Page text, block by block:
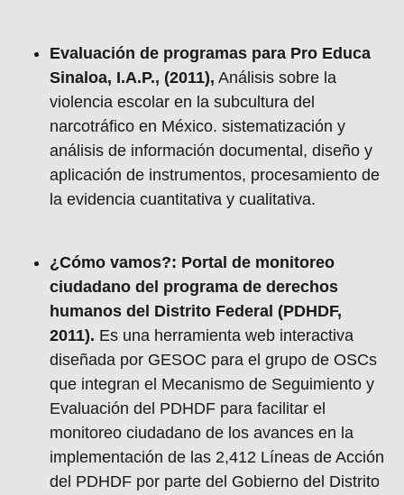
Evaluación de programas para Pro Educa
Sinaloa, I.A.P., (2011), Análisis sobre la
violencia escolar en la subcultura del
narcotráfico en México. sistematización y
análisis de información documental, diseño y
aplicación de instrumentos, procesamiento de
la evidencia cuantitativa y cualitativa.
¿Cómo vamos?: Portal de monitoreo
ciudadano del programa de derechos
humanos del Distrito Federal (PDHDF,
2011). Es una herramienta web interactiva
diseñada por GESOC para el grupo de OSCs
que integran el Mecanismo de Seguimiento y
Evaluación del PDHDF para facilitar el
monitoreo ciudadano de los avances en la
implementación de las 2,412 Líneas de Acción
del PDHDF por parte del Gobierno del Distrito